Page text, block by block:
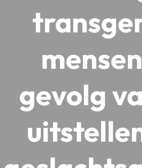
gevolg